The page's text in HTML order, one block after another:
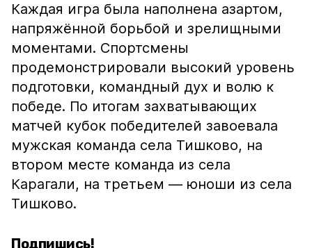
Каждая игра была наполнена азартом,
напряжённой борьбой и зрелищными
моментами. Спортсмены
продемонстрировали высокий уровень
подготовки, командный дух и волю к
победе. По итогам захватывающих
матчей кубок победителей завоевала
мужская команда села Тишково, на
втором месте команда из села
Карагали, на третьем — юноши из села
Тишково.
Подпишись!